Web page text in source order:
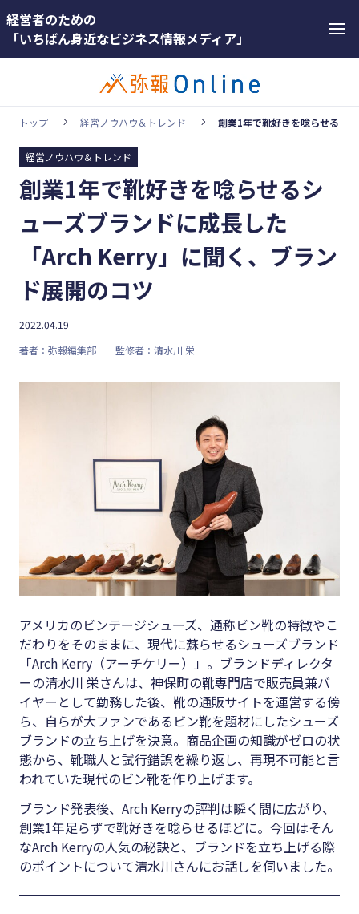
経営者のための
「いちばん身近なビジネス情報メディア」
カテゴリー
顧客獲得・売上アップ
人材（採用・育成・定着）
事業成長・経営力アップ
経営ノウハウ＆トレンド
弥生の製品・サービス
業務効率化
キーワード
#電子帳簿保存法
#DX
#生産性向上
#採用
#人材育成
#店舗経営
#クラブオフ
無料で会計ソフトを試す
ホットワー
#インボ
#インボ
簿保存法
#集客
#人材育
#店舗経
#クラブ
オフ
トップ 経営ノウハウ＆トレンド 創業1年で靴好きを唸らせるシ
経営ノウハウ＆トレンド
創業1年で靴好きを唸らせるシ
ューズブランドに成長した
「Arch Kerry」に聞く、ブラン
ド展開のコツ
2022.04.19
著者：弥報編集部
監修者：清水川 栄
アメリカのビンテージシューズ、通称ビン靴の特徴やこ
だわりをそのままに、現代に蘇らせるシューズブランド
「Arch Kerry（アーチケリー）」。ブランドディレクタ
ーの清水川 栄さんは、神保町の靴専門店で販売員兼バ
イヤーとして勤務した後、靴の通販サイトを運営する傍
ら、自らが大ファンであるビン靴を題材にしたシューズ
ブランドの立ち上げを決意。商品企画の知識がゼロの状
態から、靴職人と試行錯誤を繰り返し、再現不可能と言
われていた現代のビン靴を作り上げます。
ブランド発表後、Arch Kerryの評判は瞬く間に広がり、
創業1年足らずで靴好きを唸らせるほどに。今回はそん
なArch Kerryの人気の秘訣と、ブランドを立ち上げる際
のポイントについて清水川さんにお話しを伺いました。